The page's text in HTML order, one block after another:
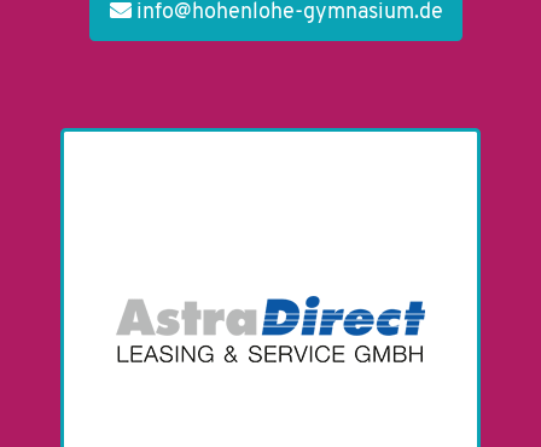
info@hohenlohe-gymnasium.de